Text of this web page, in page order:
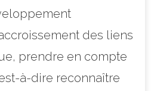
des liens
prendre en compte
à-dire reconnaître